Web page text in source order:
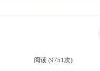
阅读 (9751次)